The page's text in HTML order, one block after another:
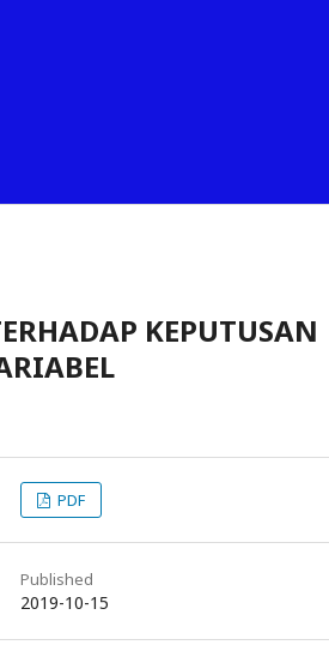
KEPUTUSAN
PDF
Published
2019-10-15